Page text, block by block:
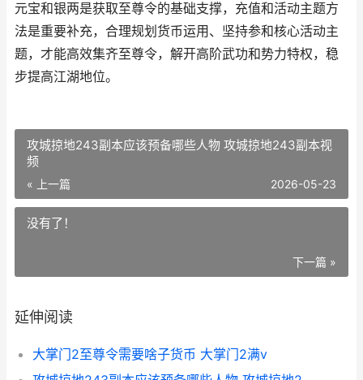
元宝和银两是获取至尊令的基础支撑，充值和活动主题方
法是重要补充，合理规划货币运用、坚持参和核心活动主
题，才能高效集齐至尊令，解开高阶武功和势力特权，稳
步提高江湖地位。
攻城掠地243副本应该预备哪些人物 攻城掠地243副本视
频
« 上一篇 2026-05-23
没有了！
下一篇 »
延伸阅读
大掌门2至尊令需要啥子货币 大掌门2满v